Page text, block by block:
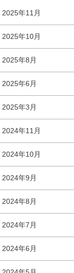
2025年11月
2025年10月
2025年8月
2025年6月
2025年3月
2024年11月
2024年10月
2024年9月
2024年8月
2024年7月
2024年6月